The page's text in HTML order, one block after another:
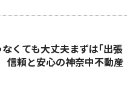
くても大丈夫まずは｢出張
頼と安心の神奈中不動産